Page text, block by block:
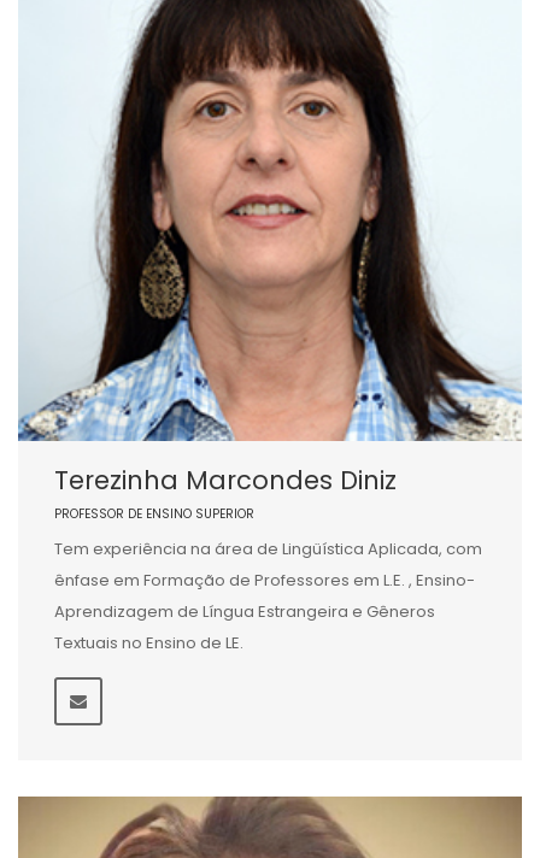
Terezinha Marcondes Diniz
PROFESSOR DE ENSINO SUPERIOR
Tem experiência na área de Lingüística Aplicada, com
ênfase em Formação de Professores em L.E. , Ensino-
Aprendizagem de Língua Estrangeira e Gêneros
Textuais no Ensino de LE.